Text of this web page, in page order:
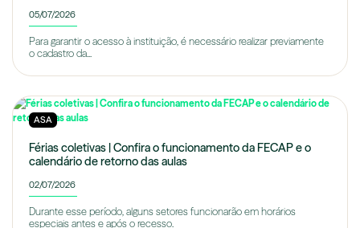
05/07/2026
Para garantir o acesso à instituição, é necessário realizar previamente
o cadastro da...
ASA
Férias coletivas | Confira o funcionamento da FECAP e o
calendário de retorno das aulas
02/07/2026
Durante esse período, alguns setores funcionarão em horários
especiais antes e após o recesso.